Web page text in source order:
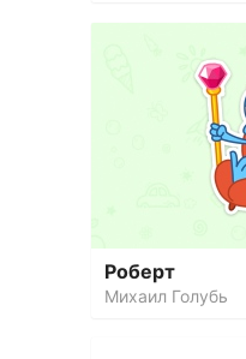
Роберт
Михаил Голубь